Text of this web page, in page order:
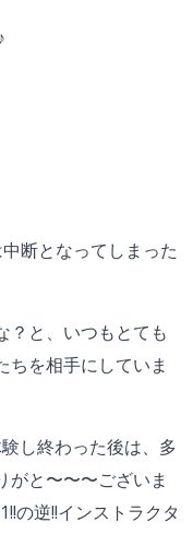
断となってしまった
？と、いつもとても
を相手にしていま
し終わった後は、多
と〜〜〜ございま
の逆!!インストラクタ